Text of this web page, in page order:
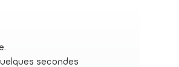
secondes